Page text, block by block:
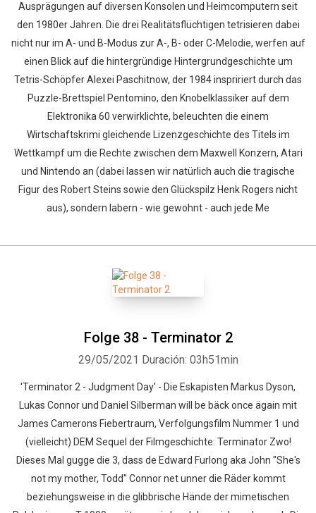
Ausprägungen auf diversen Konsolen und Heimcomputern seit
den 1980er Jahren. Die drei Realitätsflüchtigen tetrisieren dabei
nicht nur im A- und B-Modus zur A-, B- oder C-Melodie, werfen auf
einen Blick auf die hintergründige Hintergrundgeschichte um
Tetris-Schöpfer Alexei Paschitnow, der 1984 inspririert durch das
Puzzle-Brettspiel Pentomino, den Knobelklassiker auf dem
Elektronika 60 verwirklichte, beleuchten die einem
Wirtschaftskrimi gleichende Lizenzgeschichte des Titels im
Wettkampf um die Rechte zwischen dem Maxwell Konzern, Atari
und Nintendo an (dabei lassen wir natürlich auch die tragische
Figur des Robert Steins sowie den Glückspilz Henk Rogers nicht
aus), sondern labern - wie gewohnt - auch jede Me
Folge 38 - Terminator 2
29/05/2021 Duración: 03h51min
'Terminator 2 - Judgment Day' - Die Eskapisten Markus Dyson,
Lukas Connor und Daniel Silberman will be bäck once ägain mit
James Camerons Fiebertraum, Verfolgungsfilm Nummer 1 und
(vielleicht) DEM Sequel der Filmgeschichte: Terminator Zwo!
Dieses Mal gugge die 3, dass de Edward Furlong aka John "She's
not my mother, Todd" Connor net unner die Räder kommt
beziehungsweise in die glibbrische Hände der mimetischen